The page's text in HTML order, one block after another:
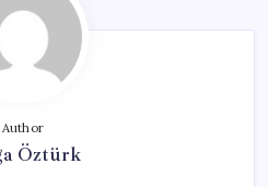
Author
Öztürk